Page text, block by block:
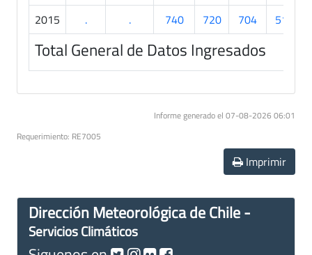
2015
. . 740 720 704 515
Total General de Datos Ingresados
Informe generado el 07-08-2026 06:01
Requerimiento: RE7005
Imprimir
Dirección Meteorológica de Chile -
Servicios Climáticos